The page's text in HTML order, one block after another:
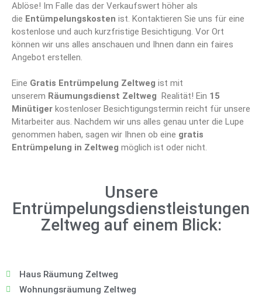
Ablöse! Im Falle das der Verkaufswert höher als
die Entümpelungskosten ist. Kontaktieren Sie uns für eine
kostenlose und auch kurzfristige Besichtigung. Vor Ort
können wir uns alles anschauen und Ihnen dann ein faires
Angebot erstellen.
Eine Gratis Entrümpelung Zeltweg ist mit
unserem Räumungsdienst Zeltweg Realität! Ein 15
Minütiger kostenloser Besichtigungstermin reicht für unsere
Mitarbeiter aus. Nachdem wir uns alles genau unter die Lupe
genommen haben, sagen wir Ihnen ob eine gratis
Entrümpelung in Zeltweg möglich ist oder nicht.
Unsere
Entrümpelungsdienstleistungen
Zeltweg auf einem Blick:
Haus Räumung Zeltweg
Wohnungsräumung Zeltweg